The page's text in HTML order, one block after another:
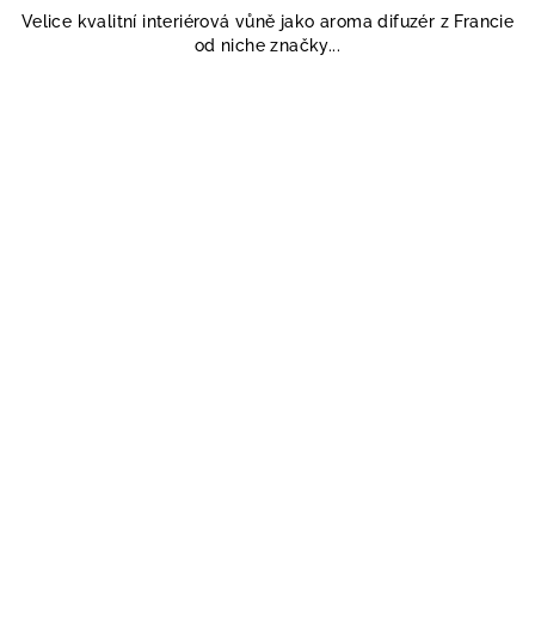
Velice kvalitní interiérová vůně jako aroma difuzér z Francie
od niche značky...